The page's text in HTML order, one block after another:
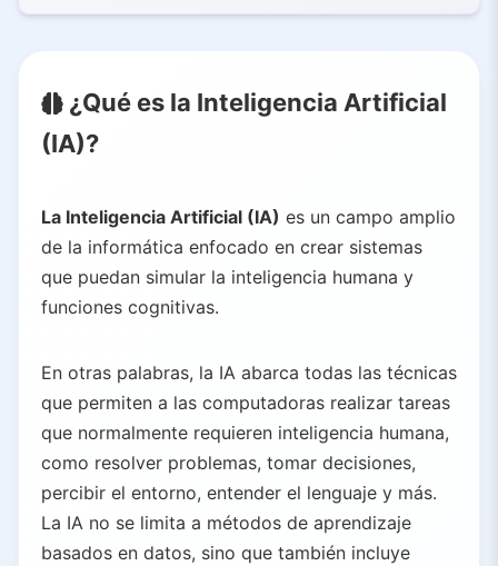
3.3. Requisitos vs. Beneficios
4.2.
Aprendizaje Automático (Subconjunto de IA)
4.3.
5.1. Alcance y Definición
5.2. Método de Aprendizaje e Intervención Humana
5.3. Requisitos de Datos
5.4. Requisitos de Infraestructura Computacional
5.6. Aplicaciones Adecuadas
6. Aplicaciones Prácticas de IA, AA y Aprendizaje Profundo
6.1.
Aplicaciones de Inteligencia Artificial (IA)
Aplicaciones de Aprendizaje Automático
Aplicaciones de Aprendizaje Profundo
7. Conclusiones Clave
¿Qué es la Inteligencia Artificial
(IA)?
La Inteligencia Artificial (IA) es un campo amplio
de la informática enfocado en crear sistemas
que puedan simular la inteligencia humana y
funciones cognitivas.
En otras palabras, la IA abarca todas las técnicas
que permiten a las computadoras realizar tareas
que normalmente requieren inteligencia humana,
como resolver problemas, tomar decisiones,
percibir el entorno, entender el lenguaje y más.
La IA no se limita a métodos de aprendizaje
basados en datos, sino que también incluye